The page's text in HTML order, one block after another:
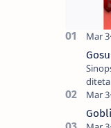
Gosu
Sinopsis : Seorang
kuat